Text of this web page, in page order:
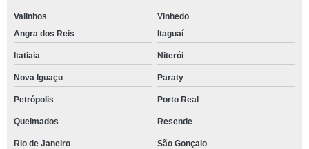
Valinhos
Vinhedo
Angra dos Reis
Itaguaí
Itatiaia Niterói
Nova Iguaçu Paraty
Petrópolis Porto Real
Queimados Resende
Rio de Janeiro São Gonçalo